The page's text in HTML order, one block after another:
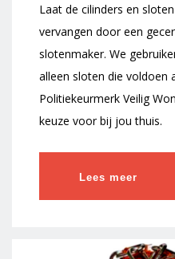
Laat de cilinders en
vervangen door een
slotenmaker. We
alleen sloten die voldoen
Politiekeurmerk Veilig
keuze voor bij jou thuis.
Lees meer